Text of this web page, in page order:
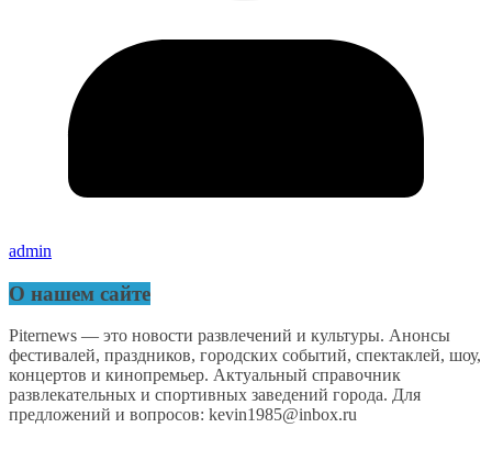
admin
О нашем сайте
Piternews — это новости развлечений и культуры. Анонсы
фестивалей, праздников, городских событий, спектаклей, шоу,
концертов и кинопремьер. Актуальный справочник
развлекательных и спортивных заведений города. Для
предложений и вопросов: kevin1985@inbox.ru